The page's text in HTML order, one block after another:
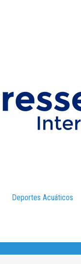
Deportes Acuáticos